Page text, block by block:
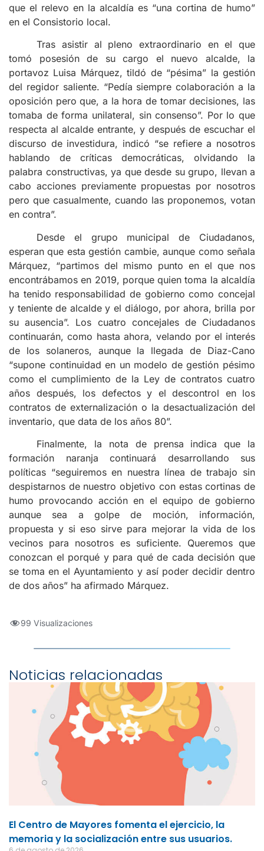
que el relevo en la alcaldía es “una cortina de humo”
en el Consistorio local.
Tras asistir al pleno extraordinario en el que
tomó posesión de su cargo el nuevo alcalde, la
portavoz Luisa Márquez, tildó de “pésima” la gestión
del regidor saliente. “Pedía siempre colaboración a la
oposición pero que, a la hora de tomar decisiones, las
tomaba de forma unilateral, sin consenso”. Por lo que
respecta al alcalde entrante, y después de escuchar el
discurso de investidura, indicó “se refiere a nosotros
hablando de críticas democráticas, olvidando la
palabra constructivas, ya que desde su grupo, llevan a
cabo acciones previamente propuestas por nosotros
pero que casualmente, cuando las proponemos, votan
en contra”.
Desde el grupo municipal de Ciudadanos,
esperan que esta gestión cambie, aunque como señala
Márquez, “partimos del mismo punto en el que nos
encontrábamos en 2019, porque quien toma la alcaldía
ha tenido responsabilidad de gobierno como concejal
y teniente de alcalde y el diálogo, por ahora, brilla por
su ausencia”. Los cuatro concejales de Ciudadanos
continuarán, como hasta ahora, velando por el interés
de los solaneros, aunque la llegada de Diaz-Cano
“supone continuidad en un modelo de gestión pésimo
como el cumplimiento de la Ley de contratos cuatro
años después, los defectos y el descontrol en los
contratos de externalización o la desactualización del
inventario, que data de los años 80”.
Finalmente, la nota de prensa indica que la
formación naranja continuará desarrollando sus
políticas “seguiremos en nuestra línea de trabajo sin
despistarnos de nuestro objetivo con estas cortinas de
humo provocando acción en el equipo de gobierno
aunque sea a golpe de moción, información,
propuesta y si eso sirve para mejorar la vida de los
vecinos para nosotros es suficiente. Queremos que
conozcan el porqué y para qué de cada decisión que
se toma en el Ayuntamiento y así poder decidir dentro
de dos años” ha afirmado Márquez.
99 Visualizaciones
Noticias relacionadas
El Centro de Mayores fomenta el ejercicio, la
memoria y la socialización entre sus usuarios.